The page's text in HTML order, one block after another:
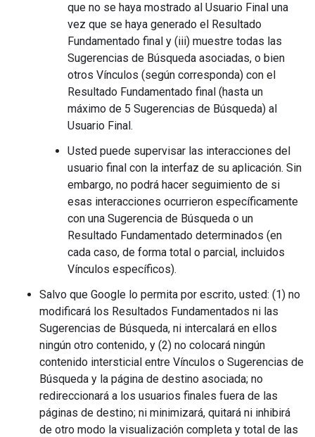
que no se haya mostrado al Usuario Final una
vez que se haya generado el Resultado
Fundamentado final y (iii) muestre todas las
Sugerencias de Búsqueda asociadas, o bien
otros Vínculos (según corresponda) con el
Resultado Fundamentado final (hasta un
máximo de 5 Sugerencias de Búsqueda) al
Usuario Final.
Usted puede supervisar las interacciones del
usuario final con la interfaz de su aplicación. Sin
embargo, no podrá hacer seguimiento de si
esas interacciones ocurrieron específicamente
con una Sugerencia de Búsqueda o un
Resultado Fundamentado determinados (en
cada caso, de forma total o parcial, incluidos
Vínculos específicos).
Salvo que Google lo permita por escrito, usted: (1) no
modificará los Resultados Fundamentados ni las
Sugerencias de Búsqueda, ni intercalará en ellos
ningún otro contenido, y (2) no colocará ningún
contenido intersticial entre Vínculos o Sugerencias de
Búsqueda y la página de destino asociada; no
redireccionará a los usuarios finales fuera de las
páginas de destino; ni minimizará, quitará ni inhibirá
de otro modo la visualización completa y total de las